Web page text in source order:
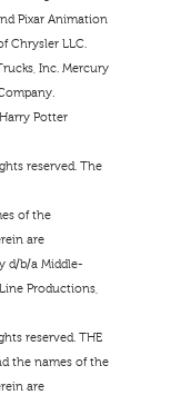
Pixar Animation
Chrysler LLC.
Inc. Mercury
Potter
reserved. The
of the
are
d/b/a Middle-
Productions,
reserved. THE
the names of the
are